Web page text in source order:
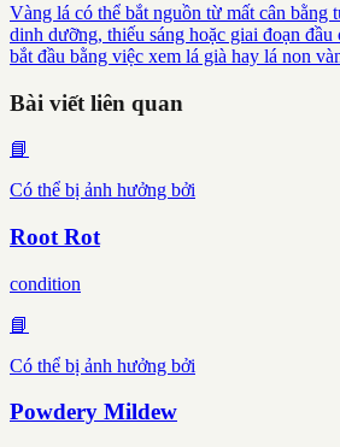
Vàng lá có thể bắt nguồn từ mất cân bằng
dinh dưỡng, thiếu sáng hoặc giai đoạn đầu
bắt đầu bằng việc xem lá già hay lá non
Bài viết liên quan
📘
Có thể bị ảnh hưởng bởi
Root Rot
condition
📘
Có thể bị ảnh hưởng bởi
Powdery Mildew